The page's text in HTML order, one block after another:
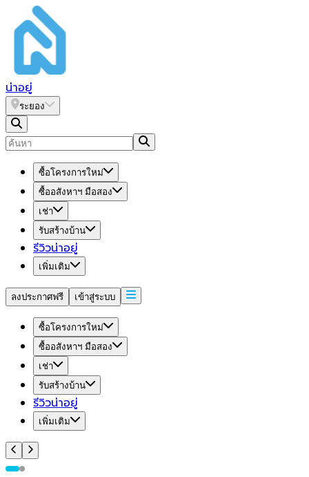
น่าอยู่
ระยอง
ซื้อโครงการใหม่
ซื้ออสังหาฯ มือสอง
เช่า
รับสร้างบ้าน
รีวิวน่าอยู่
เพิ่มเติม
ลงประกาศฟรี เข้าสู่ระบบ
ซื้อโครงการใหม่
ซื้ออสังหาฯ มือสอง
เช่า
รับสร้างบ้าน
รีวิวน่าอยู่
เพิ่มเติม